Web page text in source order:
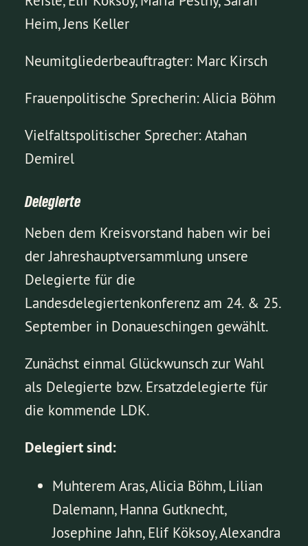
Heim, Jens Keller
Neumitgliederbeauftragter: Marc Kirsch
Frauenpolitische Sprecherin: Alicia Böhm
Vielfaltspolitischer Sprecher: Atahan
Demirel
Delegierte
Neben dem Kreisvorstand haben wir bei
der Jahreshauptversammlung unsere
Delegierte für die
Landesdelegiertenkonferenz am 24. & 25.
September in Donaueschingen gewählt.
Zunächst einmal Glückwunsch zur Wahl
als Delegierte bzw. Ersatzdelegierte für
die kommende LDK.
Delegiert sind:
Muhterem Aras, Alicia Böhm, Lilian
Dalemann, Hanna Gutknecht,
Josephine Jahn, Elif Köksoy, Alexandra